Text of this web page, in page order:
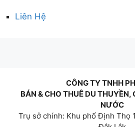
Liên Hệ
CÔNG TY TNHH
BÁN & CHO THUÊ DU
NƯỚC
Trụ sở chính: Khu phố Định Thọ